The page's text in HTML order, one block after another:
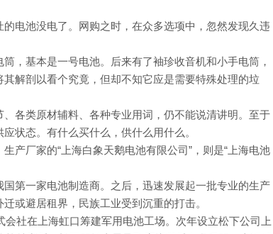
电池没电了。网购之时，在众多选项中，忽然发现久违
，基本是一号电池。后来有了袖珍收音机和小手电筒，
解剖以看个究竟，但却不知它应是需要特殊处理的垃
各类原材辅料、各种专业用词，仍不能说清讲明。至于
状态。有什么买什么，供什么用什么。
产厂家的“上海白象天鹅电池有限公司”，则是“上海电池
第一家电池制造商。之后，迅速发展起一批专业的生产
或避居租界，民族工业受到沉重的打击。
社在上海虹口筹建军用电池工场。次年设立松下公司上